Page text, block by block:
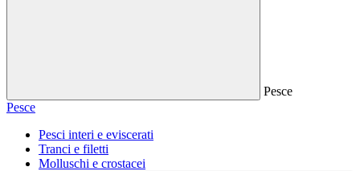
Pesce
Pesce
Pesci interi e eviscerati
Tranci e filetti
Molluschi e crostacei